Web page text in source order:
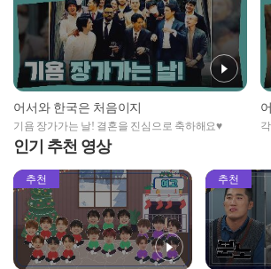
어서와 한국은 처음이지
기욤 장가가는 날! 결혼을 진심으로 축하해요♥
인기 추천 영상
추천 추천